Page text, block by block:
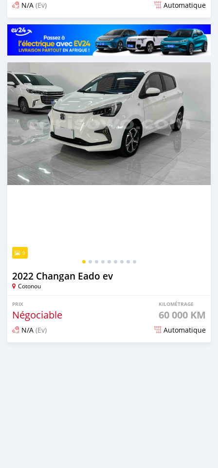
N/A (Ev) Automatique
Publié il y a 14 jours
9
2022 Changan Eado ev
Cotonou
PRIX
Négociable
KILOMÉTRAGE
60 000 KM
N/A (Ev) Automatique